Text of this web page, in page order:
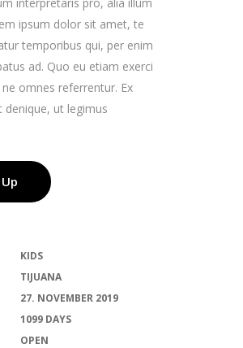
interpretaris pro, alia illum
ipsum dolor sit amet, te
temporibus qui, per enim
ad. Quo eu etiam exerci
omnes referrentur. Ex
denique, ut legimus
KIDS
TIJUANA
27. NOVEMBER 2019
1099 DAYS
OPEN